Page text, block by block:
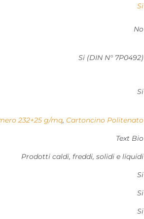
Si
No
Si (DIN N° 7P0492)
Si
232+25 g/mq, Cartoncino Politenato
Text Bio
Prodotti caldi, freddi, solidi e liquidi
Si
Si
Si